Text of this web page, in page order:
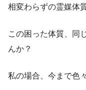
相変わらずの霊媒体
この困った体質、同
んか？
私の場合、今まで色